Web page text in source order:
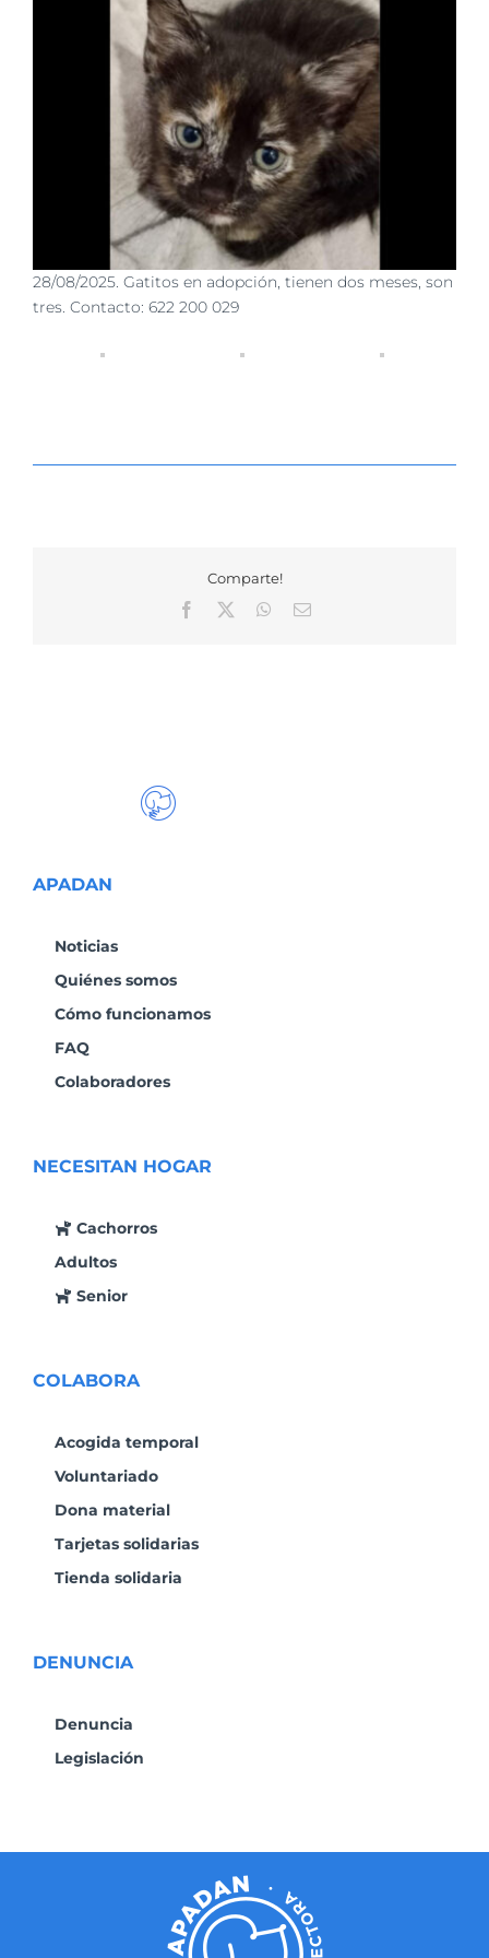
28/08/2025. Gatitos en adopción, tienen dos meses, son
tres. Contacto: 622 200 029
Comparte!
Facebook
WhatsApp
Correo
APADAN
Noticias
Quiénes somos
Cómo funcionamos
FAQ
Colaboradores
NECESITAN HOGAR
Cachorros
Adultos
Senior
COLABORA
Acogida temporal
Voluntariado
Dona material
Tarjetas solidarias
Tienda solidaria
DENUNCIA
Denuncia
Legislación